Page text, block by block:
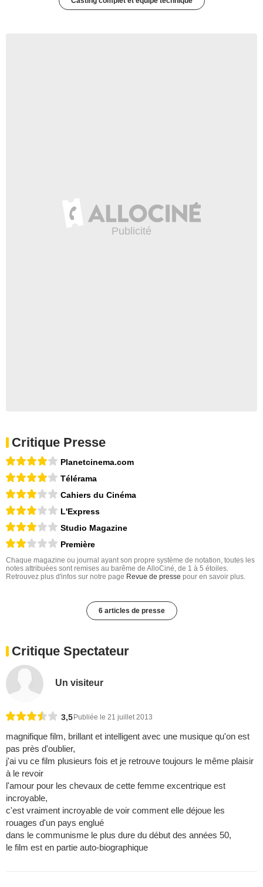
Critique Presse
Planetcinema.com
Télérama
Cahiers du Cinéma
L'Express
Studio Magazine
Première
Chaque magazine ou journal ayant son propre système de notation, toutes les
notes attribuées sont remises au barême de AlloCiné, de 1 à 5 étoiles.
Retrouvez plus d'infos sur notre page Revue de presse pour en savoir plus.
6 articles de presse
Critique Spectateur
Un visiteur
3,5 Publiée le 21 juillet 2013
magnifique film, brillant et intelligent avec une musique qu'on est
pas près d'oublier,
j'ai vu ce film plusieurs fois et je retrouve toujours le même plaisir
à le revoir
l'amour pour les chevaux de cette femme excentrique est
incroyable,
c'est vraiment incroyable de voir comment elle déjoue les
rouages d'un pays englué
dans le communisme le plus dure du début des années 50,
le film est en partie auto-biographique